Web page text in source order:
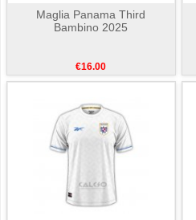
Maglia Panama Third
Bambino 2025
€16.00